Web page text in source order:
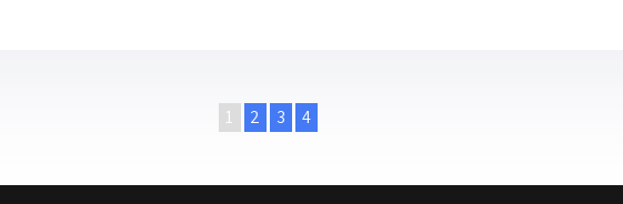
1 2 3 4